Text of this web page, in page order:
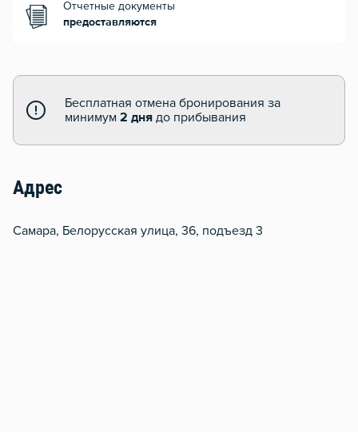
Отчетные документы
предоставляются
Бесплатная отмена бронирования за
минимум 2 дня до прибывания
Адрес
Самара, Белорусская улица, 36, подъезд 3